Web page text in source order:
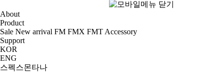
About
Product
Sale New arrival FM FMX FMT Accessory
Support
KOR
ENG
스펙스몬타나